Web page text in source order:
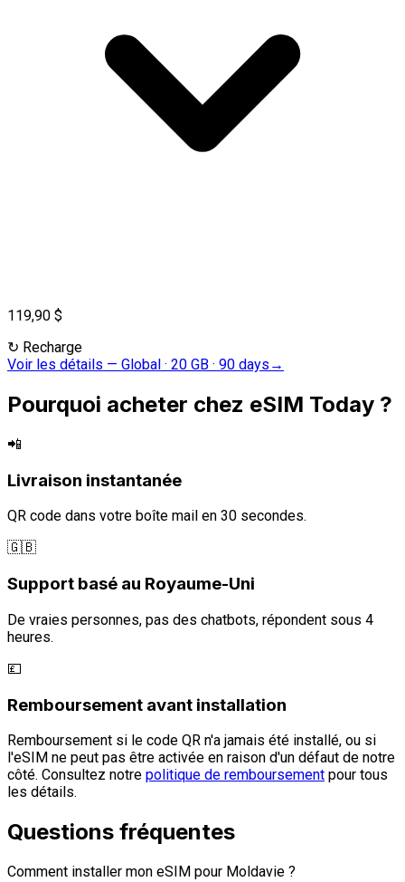
119,90 $
↻ Recharge
Voir les détails — Global · 20 GB · 90 days →
Pourquoi acheter chez eSIM Today ?
📲
Livraison instantanée
QR code dans votre boîte mail en 30 secondes.
🇬🇧
Support basé au Royaume-Uni
De vraies personnes, pas des chatbots, répondent sous 4
heures.
💷
Remboursement avant installation
Remboursement si le code QR n'a jamais été installé, ou si
l'eSIM ne peut pas être activée en raison d'un défaut de notre
côté. Consultez notre politique de remboursement pour tous
les détails.
Questions fréquentes
Comment installer mon eSIM pour Moldavie ?